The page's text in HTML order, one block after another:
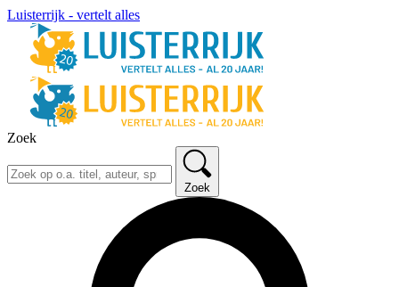
Luisterrijk - vertelt alles
Zoek
Zoek